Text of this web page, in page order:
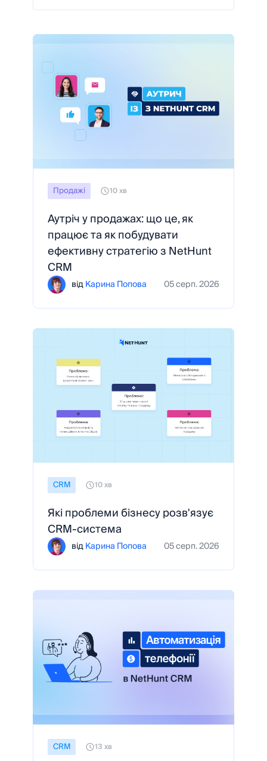
Продажі 10 хв
Аутріч у продажах: що це, як
працює та як побудувати
ефективну стратегію з NetHunt
CRM
відКарина Попова 05 серп. 2026
CRM 10 хв
Які проблеми бізнесу розв'язує
CRM-система
відКарина Попова 05 серп. 2026
CRM 13 хв